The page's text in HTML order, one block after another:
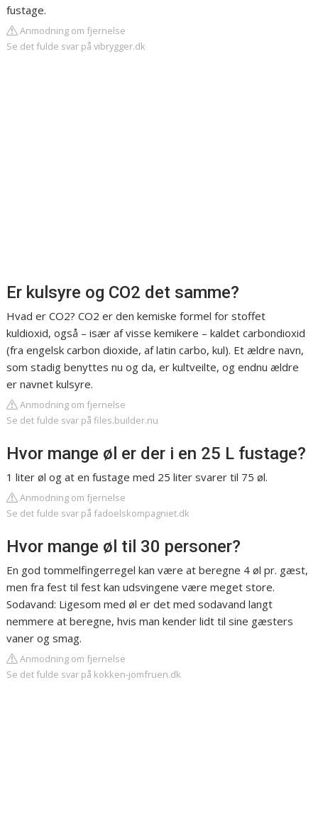
fustage.
Anmodning om fjernelse
Se det fulde svar på vibrygger.dk
Er kulsyre og CO2 det samme?
Hvad er CO2? CO2 er den kemiske formel for stoffet
kuldioxid, også – især af visse kemikere – kaldet carbondioxid
(fra engelsk carbon dioxide, af latin carbo, kul). Et ældre navn,
som stadig benyttes nu og da, er kultveilte, og endnu ældre
er navnet kulsyre.
Anmodning om fjernelse
Se det fulde svar på files.builder.nu
Hvor mange øl er der i en 25 L fustage?
1 liter øl og at en fustage med 25 liter svarer til 75 øl.
Anmodning om fjernelse
Se det fulde svar på fadoelskompagniet.dk
Hvor mange øl til 30 personer?
En god tommelfingerregel kan være at beregne 4 øl pr. gæst,
men fra fest til fest kan udsvingene være meget store.
Sodavand: Ligesom med øl er det med sodavand langt
nemmere at beregne, hvis man kender lidt til sine gæsters
vaner og smag.
Anmodning om fjernelse
Se det fulde svar på kokken-jomfruen.dk